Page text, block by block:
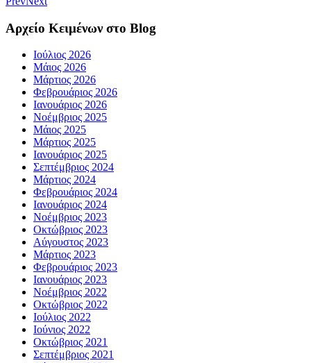
Αρχείο Κειμένων στο Blog
Ιούλιος 2026
Μάιος 2026
Μάρτιος 2026
Φεβρουάριος 2026
Ιανουάριος 2026
Νοέμβριος 2025
Μάιος 2025
Μάρτιος 2025
Ιανουάριος 2025
Σεπτέμβριος 2024
Μάρτιος 2024
Φεβρουάριος 2024
Ιανουάριος 2024
Νοέμβριος 2023
Οκτώβριος 2023
Αύγουστος 2023
Μάρτιος 2023
Φεβρουάριος 2023
Ιανουάριος 2023
Νοέμβριος 2022
Οκτώβριος 2022
Ιούλιος 2022
Ιούνιος 2022
Οκτώβριος 2021
Σεπτέμβριος 2021